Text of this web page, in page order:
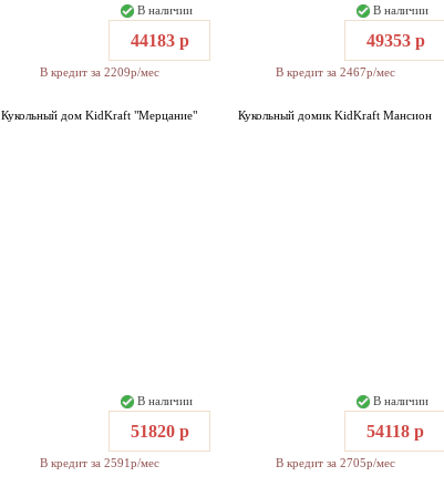
В наличии
44183 р
В кредит за 2209р/мес
В наличии
49353 р
В кредит за 2467р/мес
Кукольный дом KidKraft "Мерцание"
В наличии
51820 р
В кредит за 2591р/мес
Кукольный домик KidKraft Мансион
В наличии
54118 р
В кредит за 2705р/мес